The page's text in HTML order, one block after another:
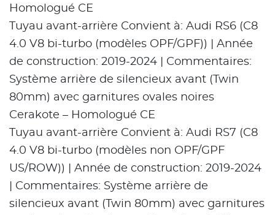
Homologué CE
Tuyau avant-arrière Convient à: Audi RS6 (C8
4.0 V8 bi-turbo (modèles OPF/GPF)) | Année
de construction: 2019-2024 | Commentaires:
Système arrière de silencieux avant (Twin
80mm) avec garnitures ovales noires
Cerakote – Homologué CE
Tuyau avant-arrière Convient à: Audi RS7 (C8
4.0 V8 bi-turbo (modèles non OPF/GPF
US/ROW)) | Année de construction: 2019-2024
| Commentaires: Système arrière de
silencieux avant (Twin 80mm) avec garnitures